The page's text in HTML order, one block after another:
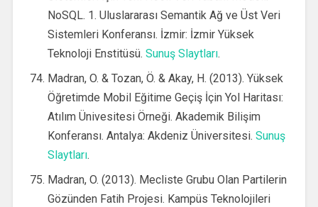
NoSQL. 1. Uluslararası Semantik Ağ ve Üst Veri
Sistemleri Konferansı. İzmir: İzmir Yüksek
Teknoloji Enstitüsü. Sunuş Slaytları.
Madran, O. & Tozan, Ö. & Akay, H. (2013). Yüksek
Öğretimde Mobil Eğitime Geçiş İçin Yol Haritası:
Atılım Ünivesitesi Örneği. Akademik Bilişim
Konferansı. Antalya: Akdeniz Üniversitesi. Sunuş
Slaytları.
Madran, O. (2013). Mecliste Grubu Olan Partilerin
Gözünden Fatih Projesi. Kampüs Teknolojileri